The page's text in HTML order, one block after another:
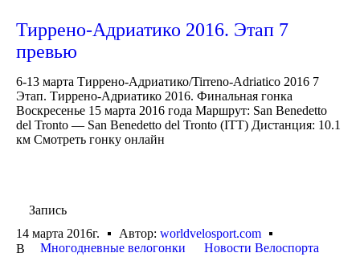
Тиррено-Адриатико 2016. Этап 7
превью
6-13 марта Тиррено-Адриатико/Tirreno-Adriatico 2016 7
Этап. Тиррено-Адриатико 2016. Финальная гонка
Воскресенье 15 марта 2016 года Маршрут: San Benedetto
del Tronto — San Benedetto del Tronto (ITT) Дистанция: 10.1
км Смотреть гонку онлайн
Запись
14 марта 2016г.
Автор: worldvelosport.com
В
Многодневные велогонки
Новости Велоспорта